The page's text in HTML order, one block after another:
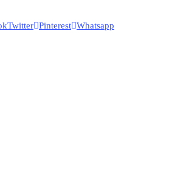
Twitter Pinterest Whatsapp